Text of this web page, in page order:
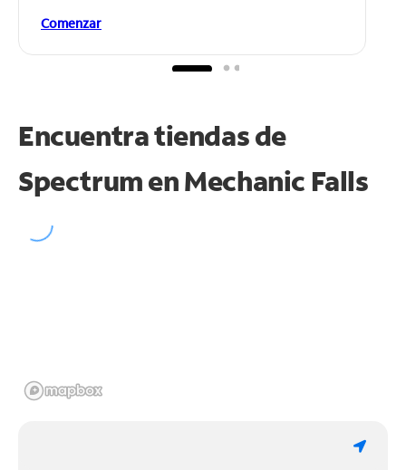
Comenzar
Encuentra tiendas de
Spectrum enMechanic Falls